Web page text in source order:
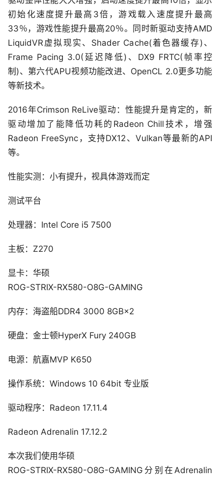
初始化速度提升最高3倍，游戏载入速度提升最高
33％，游戏性能提升最高20％。同时新驱动支持AMD
LiquidVR虚拟现实、Shader Cache(着色器缓存)、
Frame Pacing 3.0(延迟降低)、DX9 FRTC(帧率控
制)、第六代APU视频功能改进、OpenCL 2.0更多功能
等新技术。
2016年Crimson ReLive驱动：性能提升是肯定的，新
驱动增加了能降低功耗的Radeon Chill技术，增强
Radeon FreeSync，支持DX12、Vulkan等最新的API
等。
性能实测：小有提升，视具体游戏而定
测试平台
处理器：Intel Core i5 7500
主板：Z270
显卡：华硕
ROG-STRIX-RX580-O8G-GAMING
内存：海盗船DDR4 3000 8GB×2
硬盘：金士顿HyperX Fury 240GB
电源：航嘉MVP K650
操作系统：Windows 10 64bit 专业版
驱动程序：Radeon 17.11.4
Radeon Adrenalin 17.12.2
本次我们使用华硕
ROG-STRIX-RX580-O8G-GAMING分别在Adrenalin